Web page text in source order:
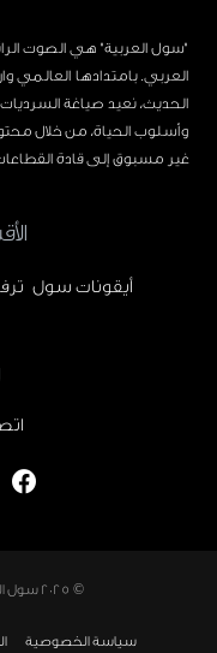
"سول العربية" هي الصوت
العربي. بامتدادها العالمي
الحديث، نعيد صياغة
وأسلوب الحياة، من خلال
غير مسبوق إلى قادة
أيقونات سول
© 2025 سول
سياسة الخصوصية